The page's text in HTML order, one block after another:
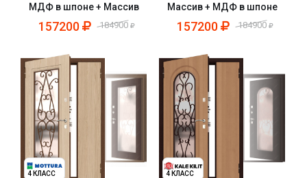
МДФ в шпоне + Массив
157200 184900
Массив + МДФ в шпоне
157200 184900
4 КЛАСС 4 КЛАСС